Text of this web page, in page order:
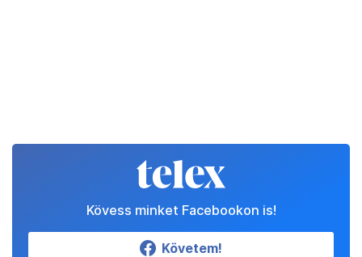
Kövess minket Facebookon is!
Követem!